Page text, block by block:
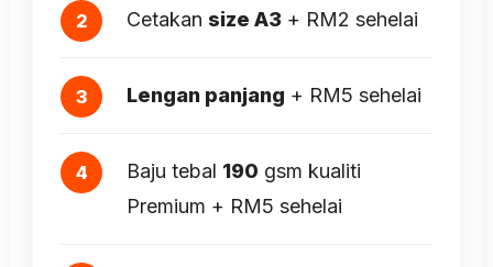
Cetakan size A3 + RM2 sehelai
Lengan panjang + RM5 sehelai
Baju tebal 190 gsm kualiti
Premium + RM5 sehelai